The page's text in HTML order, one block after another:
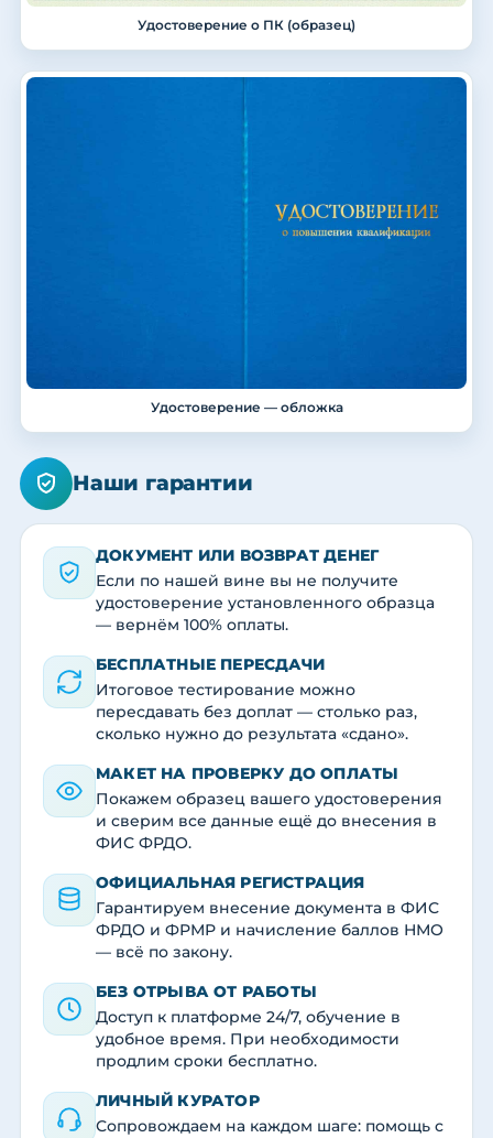
Удостоверение о ПК (образец)
Удостоверение — обложка
Наши гарантии
ДОКУМЕНТ ИЛИ ВОЗВРАТ ДЕНЕГ
Если по нашей вине вы не получите
удостоверение установленного образца
— вернём 100% оплаты.
БЕСПЛАТНЫЕ ПЕРЕСДАЧИ
Итоговое тестирование можно
пересдавать без доплат — столько раз,
сколько нужно до результата «сдано».
МАКЕТ НА ПРОВЕРКУ ДО ОПЛАТЫ
Покажем образец вашего удостоверения
и сверим все данные ещё до внесения в
ФИС ФРДО.
ОФИЦИАЛЬНАЯ РЕГИСТРАЦИЯ
Гарантируем внесение документа в ФИС
ФРДО и ФРМР и начисление баллов НМО
— всё по закону.
БЕЗ ОТРЫВА ОТ РАБОТЫ
Доступ к платформе 24/7, обучение в
удобное время. При необходимости
продлим сроки бесплатно.
ЛИЧНЫЙ КУРАТОР
Сопровождаем на каждом шаге: помощь с